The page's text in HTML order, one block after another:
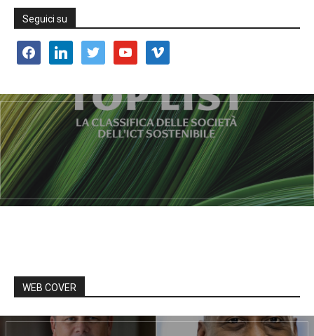
Seguici su
facebooklinkedin twitter youtube vimeo
WEB COVER